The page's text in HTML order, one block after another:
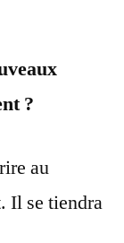
?
au
Il se tiendra